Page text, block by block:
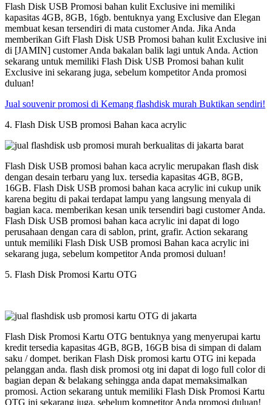
Flash Disk USB Promosi bahan kulit Exclusive ini memiliki
kapasitas 4GB, 8GB, 16gb. bentuknya yang Exclusive dan Elegan
membuat kesan tersendiri di mata customer Anda. Jika Anda
memberikan Gift Flash Disk USB Promosi bahan kulit Exclusive ini
di [JAMIN] customer Anda bakalan balik lagi untuk Anda. Action
sekarang untuk memiliki Flash Disk USB Promosi bahan kulit
Exclusive ini sekarang juga, sebelum kompetitor Anda promosi
duluan!
Jual souvenir promosi di Kemang flashdisk murah Buktikan sendiri!
4. Flash Disk USB promosi Bahan kaca acrylic
Flash Disk USB promosi bahan kaca acrylic merupakan flash disk
dengan desain terbaru yang lux. tersedia kapasitas 4GB, 8GB,
16GB. Flash Disk USB promosi bahan kaca acrylic ini cukup unik
karena begitu di pakai terdapat lampu yang langsung menyala di
bagian kaca. memberikan kesan unik tersendiri bagi customer Anda.
Flash Disk USB promosi bahan kaca acrylic ini dapat di logo
perusahaan dengan cara di sablon, print, grafir. Action sekarang
untuk memiliki Flash Disk USB promosi Bahan kaca acrylic ini
sekarang juga, sebelum kompetitor Anda promosi duluan!
5. Flash Disk Promosi Kartu OTG
Flash Disk Promosi Kartu OTG bentuknya yang menyerupai kartu
kredit tersedia kapasitas 4GB, 8GB, 16GB bisa di simpan di dalam
saku / dompet. berikan Flash Disk promosi kartu OTG ini kepada
pelanggan anda. flash disk promosi otg ini dapat di logo full color di
bagian depan & belakang sehingga anda dapat memaksimalkan
promosi. Action sekarang untuk memiliki Flash Disk Promosi Kartu
OTG ini sekarang juga, sebelum kompetitor Anda promosi duluan!